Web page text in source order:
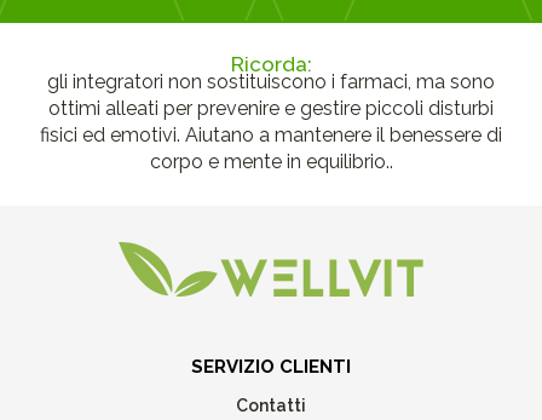
Ricorda:
gli integratori non sostituiscono i farmaci, ma sono
ottimi alleati per prevenire e gestire piccoli disturbi
fisici ed emotivi. Aiutano a mantenere il benessere di
corpo e mente in equilibrio..
SERVIZIO CLIENTI
Contatti